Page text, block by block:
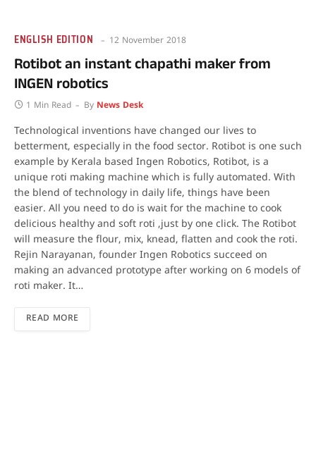
ENGLISH EDITION 12 November 2018
Rotibot an instant chapathi maker from
INGEN robotics
1 Min Read By News Desk
Technological inventions have changed our lives to
betterment, especially in the food sector. Rotibot is one such
example by Kerala based Ingen Robotics, Rotibot, is a
unique roti making machine which is fully automated. With
the blend of technology in daily life, things have been
easier. All you need to do is wait for the machine to cook
delicious healthy and soft roti ,just by one click. The Rotibot
will measure the flour, mix, knead, flatten and cook the roti.
Rejin Narayanan, founder Ingen Robotics succeed on
making an advanced prototype after working on 6 models of
roti maker. It…
READ MORE